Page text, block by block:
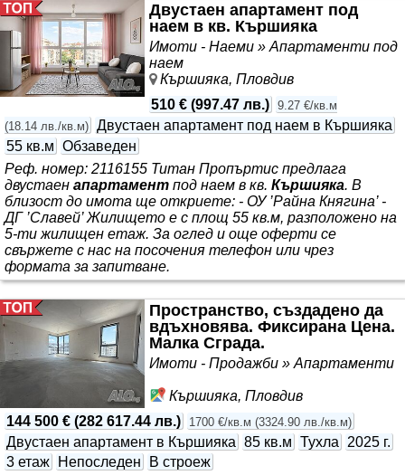
всекидневна с трапезария и кухненски бокс, уютна
спалня, баня с тоалетна, практичен килер и тераса. ✨
Елегантно обзаведен дом, предлагащ уют, стил и
всички удобства за динамичен начин на живот. 🛋️
Характеристики: ✓ Всекидневна стилно обзаведена с
удобен ъглов диван,
Двустаен апартамент под
наем в кв. Кършияка
Имоти - Наеми » Апартаменти под
наем
Кършияка, Пловдив
510 € (997.47 лв.) 9.27 €/кв.м
(18.14 лв./кв.м) Двустаен апартамент под наем в Кършияка
55 кв.м Обзаведен
Реф. номер: 2116155 Титан Пропъртис предлага
двустаен апартамент под наем в кв. Кършияка. В
близост до имота ще откриете: - ОУ ’Райна Княгина’ -
ДГ ’Славей’ Жилището е с площ 55 кв.м, разположено на
5-ти жилищен етаж. За оглед и още оферти се
свържете с нас на посочения телефон или чрез
формата за запитване.
Пространство, създадено да
вдъхновява. Фиксирана Цена.
Малка Сграда.
Имоти - Продажби » Апартаменти
Кършияка, Пловдив
144 500 € (282 617.44 лв.) 1700 €/кв.м (3324.90 лв./кв.м)
Двустаен апартамент в Кършияка 85 кв.м Тухла
2025 г.
3 етаж
Непоследен
В строеж